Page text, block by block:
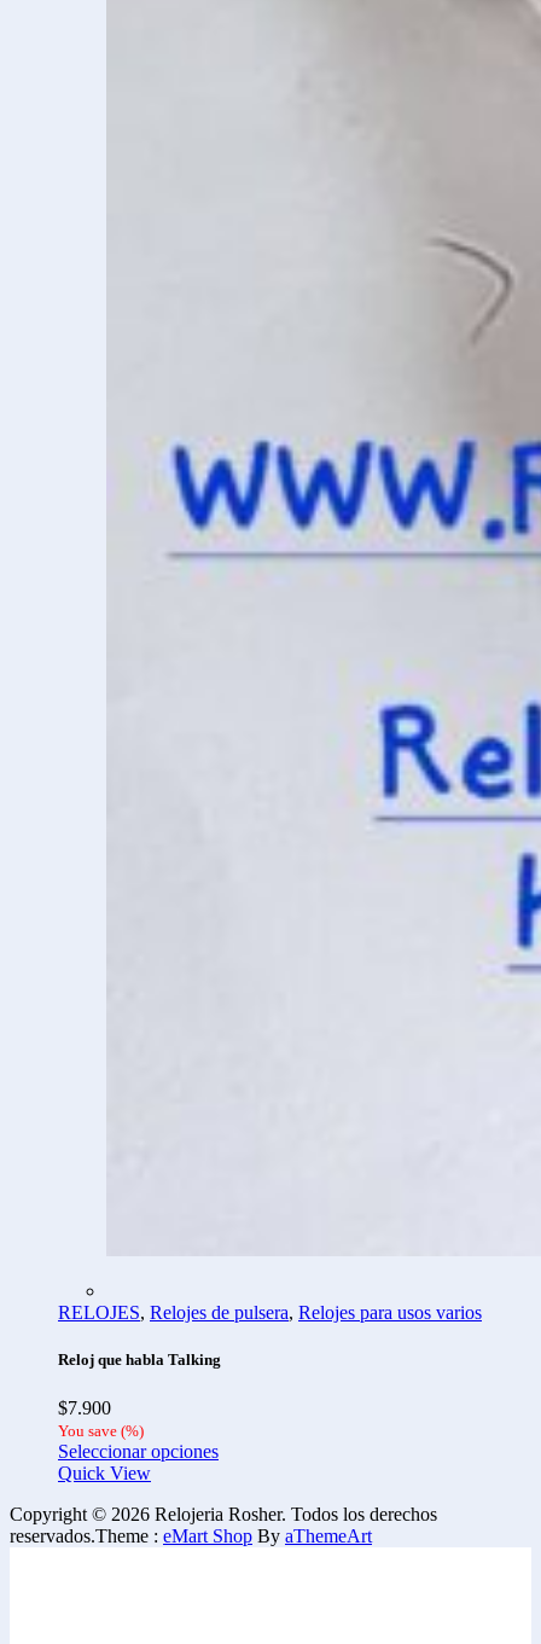
RELOJES, Relojes de pulsera, Relojes para usos varios
Reloj que habla Talking
$7.900
You save (%)
Seleccionar opciones
Quick View
Copyright © 2026 Relojeria Rosher. Todos los derechos
reservados.Theme : eMart Shop By aThemeArt